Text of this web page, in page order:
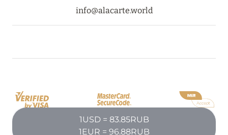
info@alacarte.world
1USD = 83.85RUB
1EUR = 96.88RUB